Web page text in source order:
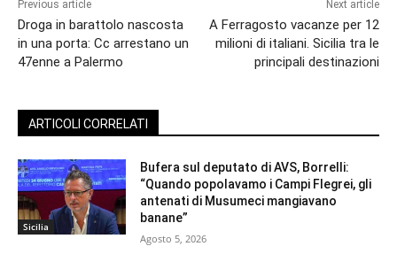
Previous article
Droga in barattolo nascosta
in una porta: Cc arrestano un
47enne a Palermo
Next article
A Ferragosto vacanze per 12
milioni di italiani. Sicilia tra le
principali destinazioni
ARTICOLI CORRELATI
Sicilia
Bufera sul deputato di AVS, Borrelli:
“Quando popolavamo i Campi Flegrei, gli
antenati di Musumeci mangiavano
banane”
Agosto 5, 2026